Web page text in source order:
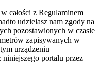
całości z Regulaminem
udzielasz nam zgody na
pozostawionych w czasie
zapisywanych w
urządzeniu
portalu przez